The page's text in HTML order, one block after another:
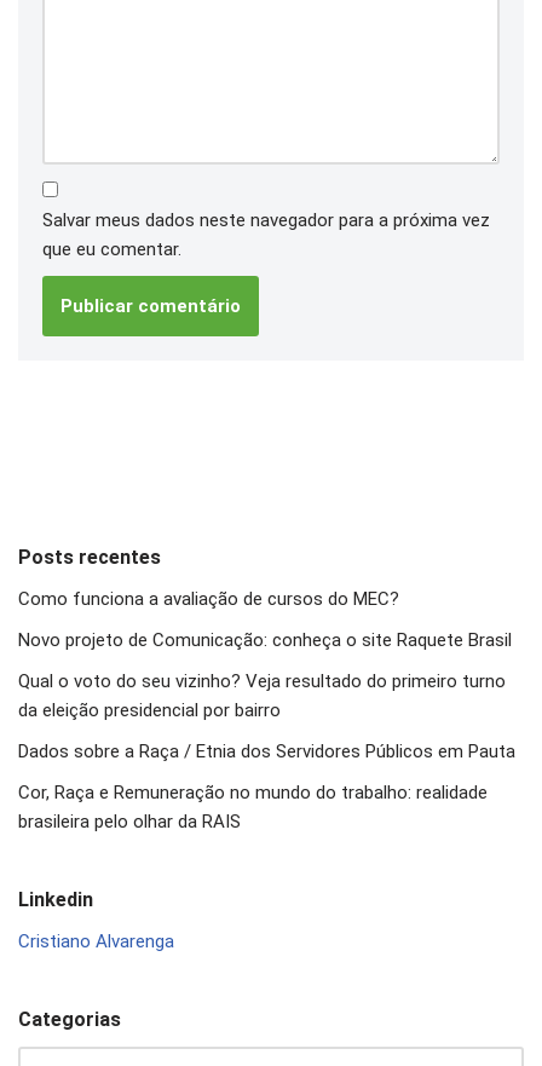
Salvar meus dados neste navegador para a próxima vez
que eu comentar.
Posts recentes
Como funciona a avaliação de cursos do MEC?
Novo projeto de Comunicação: conheça o site Raquete Brasil
Qual o voto do seu vizinho? Veja resultado do primeiro turno
da eleição presidencial por bairro
Dados sobre a Raça / Etnia dos Servidores Públicos em Pauta
Cor, Raça e Remuneração no mundo do trabalho: realidade
brasileira pelo olhar da RAIS
Linkedin
Cristiano Alvarenga
Categorias